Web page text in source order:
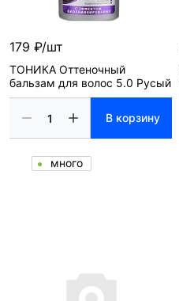
179 ₽/шт
ТОНИКА Оттеночный
бальзам для волос 5.0 Русый
В корзину
много